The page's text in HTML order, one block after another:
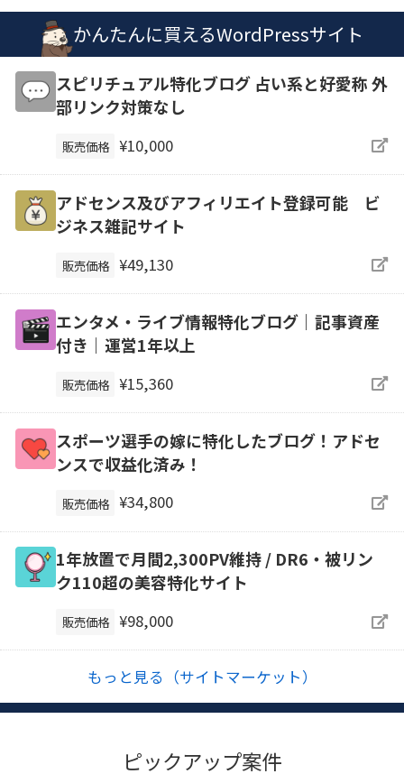
かんたんに買えるWordPressサイト
スピリチュアル特化ブログ 占い系と好愛称 外
部リンク対策なし
販売価格 ¥10,000
アドセンス及びアフィリエイト登録可能 ビ
ジネス雑記サイト
販売価格 ¥49,130
エンタメ・ライブ情報特化ブログ｜記事資産
付き｜運営1年以上
販売価格 ¥15,360
スポーツ選手の嫁に特化したブログ！アドセ
ンスで収益化済み！
販売価格 ¥34,800
1年放置で月間2,300PV維持 / DR6・被リン
ク110超の美容特化サイト
販売価格 ¥98,000
もっと見る（サイトマーケット）
ピックアップ案件